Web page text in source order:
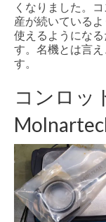
くなりました。
産が続いている
使えるようにな
す。名機とは言
す。
コンロッ